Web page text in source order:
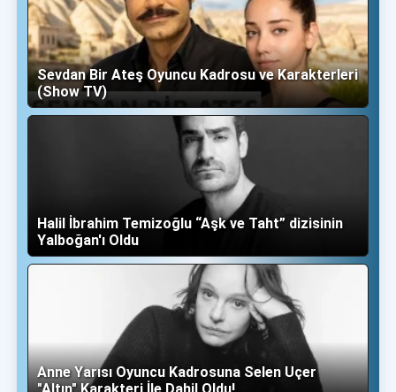
Sevdan Bir Ateş Oyuncu Kadrosu ve Karakterleri
(Show TV)
Halil İbrahim Temizoğlu “Aşk ve Taht” dizisinin
Yalboğan'ı Oldu
Anne Yarısı Oyuncu Kadrosuna Selen Uçer